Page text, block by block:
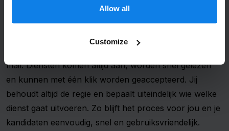
Allow all
Customize
Veel planningssystemen gebruiken een eigen app, maar
jouw kandidaten hebben vaak geen zin om nóg een
app te installeren. Daarom kiest RecruiterApp voor een
mail. Diensten komen altijd aan, worden snel gelezen
en kunnen met één klik worden geaccepteerd. Jij
behoudt altijd de regie en bepaalt uiteindelijk wie welke
dienst gaat uitvoeren. Zo blijft het proces voor jou en je
kandidaten eenvoudig, snel en gebruiksvriendelijk.